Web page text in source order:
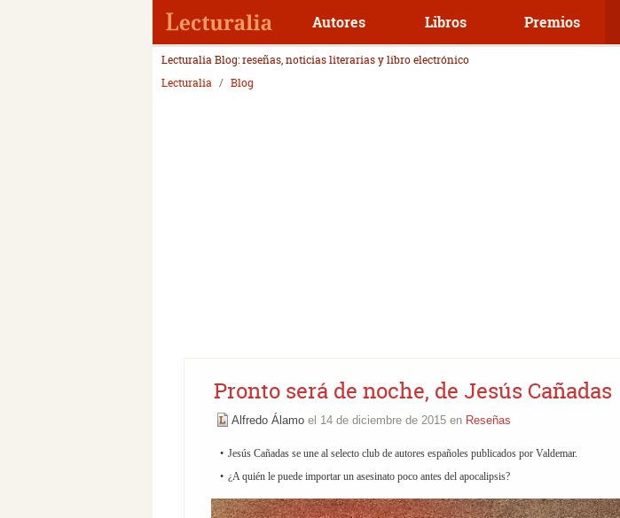
Autores Libros Premios
Lecturalia Blog: reseñas, noticias literarias y libro electrónico
Lecturalia
Blog
Pronto será de noche, de Jesús Cañadas
Alfredo Álamo el 14 de diciembre de 2015 en Reseñas
Jesús Cañadas se une al selecto club de autores españoles publicados por Valdemar.
¿A quién le puede importar un asesinato poco antes del apocalipsis?